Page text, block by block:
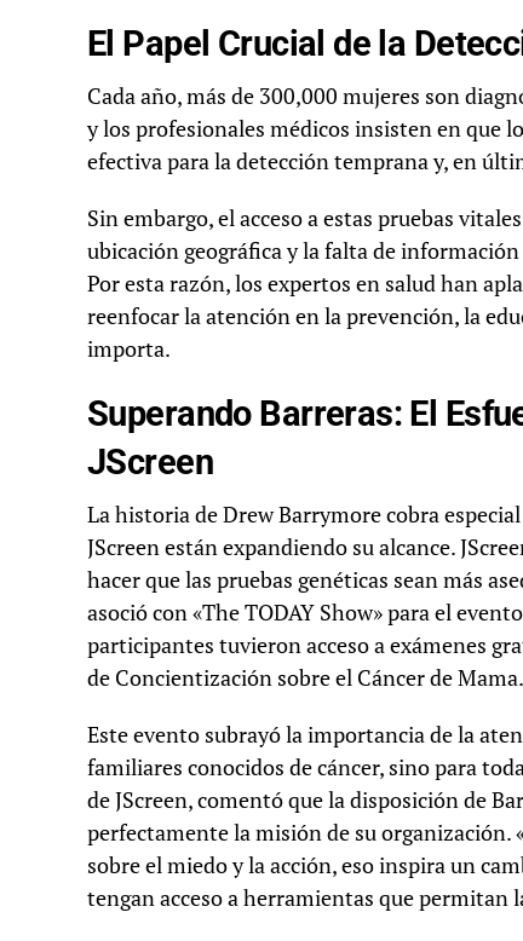
El Papel Crucial de la
Cada año, más de 300,000 mujeres son
y los profesionales médicos insisten en que
efectiva para la detección temprana y, en
Sin embargo, el acceso a estas pruebas
ubicación geográfica y la falta de
Por esta razón, los expertos en salud han
reenfocar la atención en la prevención, la
importa.
Superando Barreras: El
JScreen
La historia de Drew Barrymore cobra
JScreen están expandiendo su alcance.
hacer que las pruebas genéticas sean más
asoció con «The TODAY Show» para el
participantes tuvieron acceso a exámenes
de Concientización sobre el Cáncer de Mama.
Este evento subrayó la importancia de la
familiares conocidos de cáncer, sino para
de JScreen, comentó que la disposición de
perfectamente la misión de su organización.
sobre el miedo y la acción, eso inspira un
tengan acceso a herramientas que permitan